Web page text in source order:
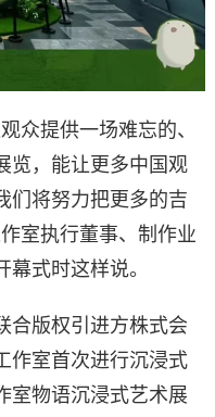
众提供一场难忘的、
览，能让更多中国观
们将努力把更多的吉
室执行董事、制作业
式时这样说。
合版权引进方株式会
作室首次进行沉浸式
室物语沉浸式艺术展